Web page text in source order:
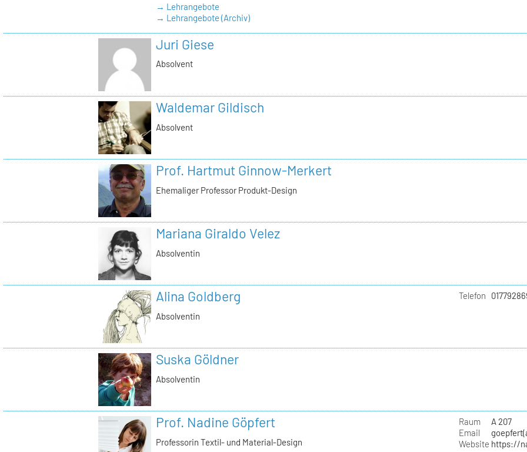
→ Lehrangebote
→ Lehrangebote (Archiv)
Juri Giese
Absolvent
Waldemar Gildisch
Absolvent
Prof. Hartmut Ginnow-Merkert
Ehemaliger Professor Produkt-Design
Mariana Giraldo Velez
Absolventin
Alina Goldberg
Absolventin
Telefon
Suska Göldner
Absolventin
Prof. Nadine Göpfert
Professorin Textil- und Material-Design
Raum
A 207
Email
Website https://